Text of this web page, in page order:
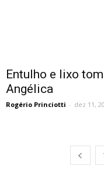
Entulho e lixo
Angélica
Rogério Princiotti - dez 11,